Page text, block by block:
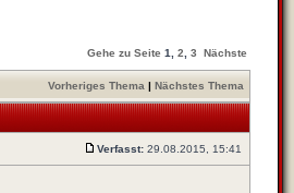
Gehe zu Seite 1 2 3 Nächste
Vorheriges Thema | Nächstes Thema
Verfasst: 29.08.2015, 15:41